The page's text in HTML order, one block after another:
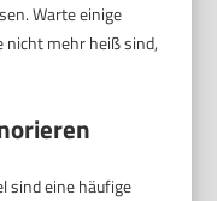
Warte einige
nicht mehr heiß sind,
sind eine häufige